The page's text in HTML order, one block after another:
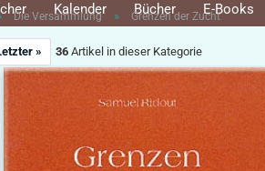
Kalender Bücher E-Books
Die Versammlung » Grenzen der Zucht
» 36 Artikel in dieser Kategorie